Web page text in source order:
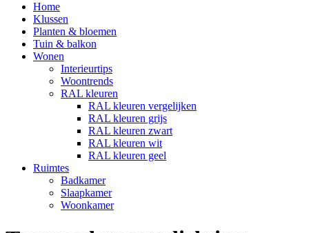
Home
Klussen
Planten & bloemen
Tuin & balkon
Wonen
Interieurtips
Woontrends
RAL kleuren
RAL kleuren vergelijken
RAL kleuren grijs
RAL kleuren zwart
RAL kleuren wit
RAL kleuren geel
Ruimtes
Badkamer
Slaapkamer
Woonkamer